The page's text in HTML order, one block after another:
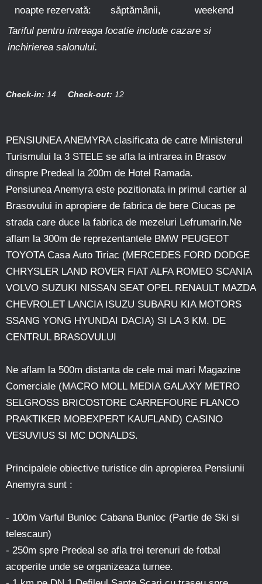
noapte rezervată:
săptămânii,
weekend
Tariful pentru intreaga locatie include cazare si
inchirierea salonului.
Check-in: 14 Check-out: 12
PENSIUNEA ANEMYRA clasificata de catre Ministerul
Turismului la 3 STELE se afla la intrarea in Brasov
dinspre Predeal la 200m de Hotel Ramada.
Pensiunea Anemyra este pozitionata in primul cartier al
Brasovului in apropiere de fabrica de bere Ciucas pe
strada care duce la fabrica de mezeluri Lefrumarin.Ne
aflam la 300m de reprezentantele BMW PEUGEOT
TOYOTA Casa Auto Tiriac (MERCEDES FORD DODGE
CHRYSLER LAND ROVER FIAT ALFA ROMEO SCANIA
VOLVO SUZUKI NISSAN SEAT OPEL RENAULT MAZDA
CHEVROLET LANCIA ISUZU SUBARU KIA MOTORS
SSANG YONG HYUNDAI DACIA) SI LA 3 KM. DE
CENTRUL BRASOVULUI
Ne aflam la 500m distanta de cele mai mari Magazine
Comerciale (MACRO MOLL MEDIA GALAXY METRO
SELGROSS BRICOSTORE CARREFOURE FLANCO
PRAKTIKER MOBEXPERT KAUFLAND) CASINO
VESUVIUS SI MC DONALDS.
Principalele obiective turistice din apropierea Pensiunii
Anemyra sunt :
- 100m Varful Bunloc Cabana Bunloc (Partie de Ski si
telescaun)
- 250m spre Predeal se afla trei terenuri de fotbal
acoperite unde se organizeaza turnee.